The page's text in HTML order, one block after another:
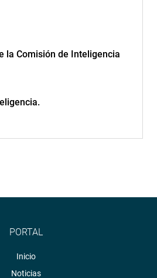
la Comisión de Inteligencia
PORTAL
Inicio
Noticias